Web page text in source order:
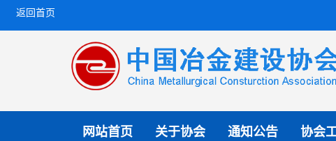
返回首页
网站首页 关于协会 通知公告 协会